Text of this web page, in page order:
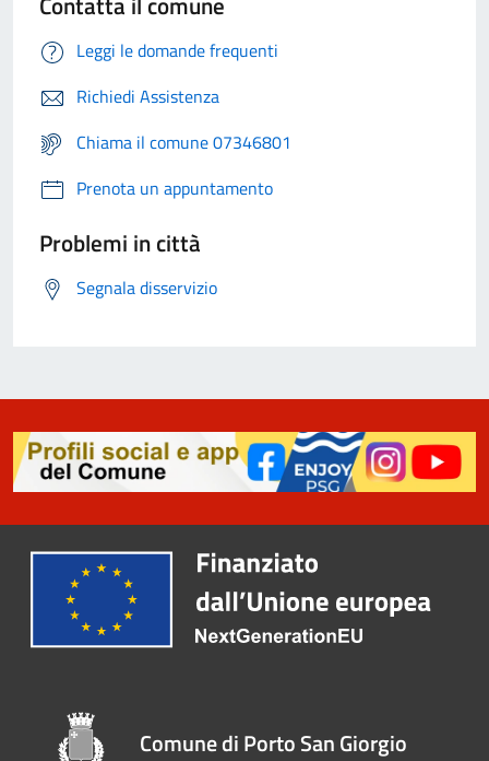
Leggi le domande frequenti
Richiedi Assistenza
Chiama il comune 07346801
Prenota un appuntamento
Problemi in città
Segnala disservizio
Comune di Porto San Giorgio